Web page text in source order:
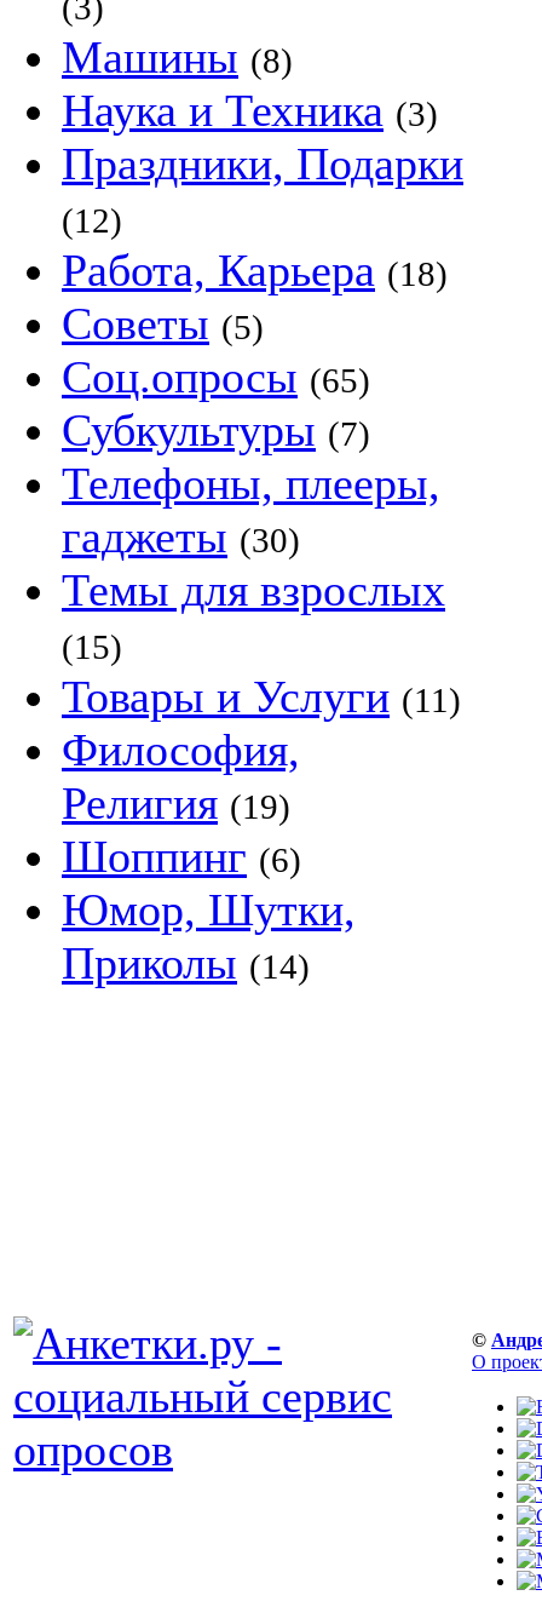
Машины (8)
Наука и Техника (3)
Праздники, Подарки
(12)
Работа, Карьера (18)
Советы (5)
Соц.опросы (65)
Субкультуры (7)
Телефоны, плееры,
гаджеты (30)
Темы для взрослых
(15)
Товары и Услуги (11)
Философия,
Религия (19)
Шоппинг (6)
Юмор, Шутки,
Приколы (14)
©
О